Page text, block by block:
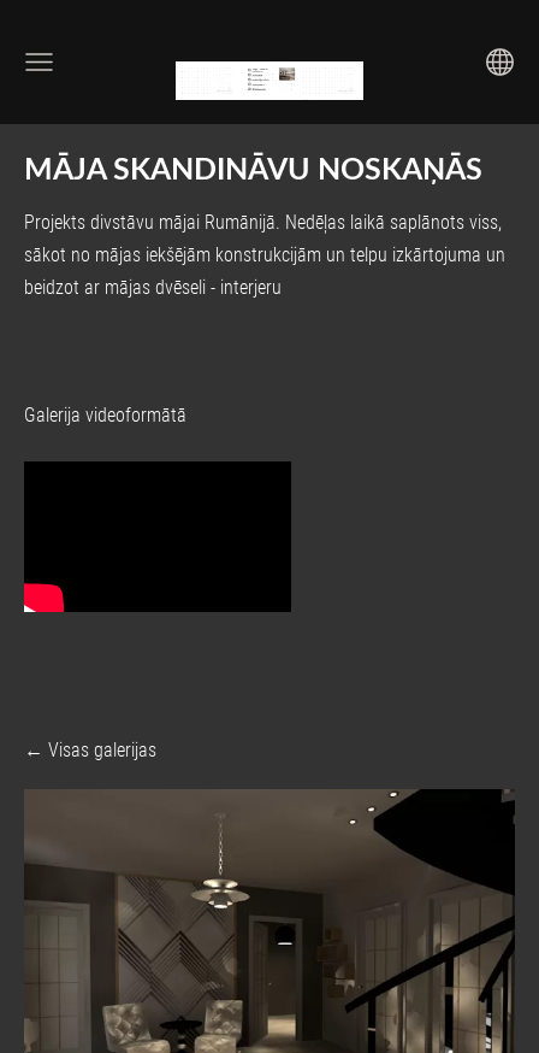
MĀJA SKANDINĀVU NOSKAŅĀS
Projekts divstāvu mājai Rumānijā. Nedēļas laikā saplānots viss,
sākot no mājas iekšējām konstrukcijām un telpu izkārtojuma un
beidzot ar mājas dvēseli - interjeru
Galerija videoformātā
Visas galerijas